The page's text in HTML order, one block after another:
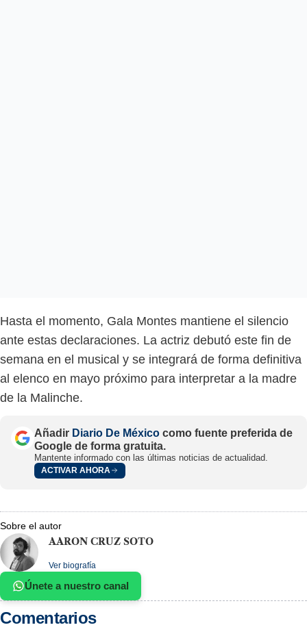
Hasta el momento, Gala Montes mantiene el silencio
ante estas declaraciones. La actriz debutó este fin de
semana en el musical y se integrará de forma definitiva
al elenco en mayo próximo para interpretar a la madre
de la Malinche.
Añadir Diario De México como fuente preferida de
Google de forma gratuita.
Mantente informado con las últimas noticias de actualidad.
ACTIVAR AHORA
Sobre el autor
AARON CRUZ SOTO
Ver biografía
Únete a nuestro canal
Comentarios